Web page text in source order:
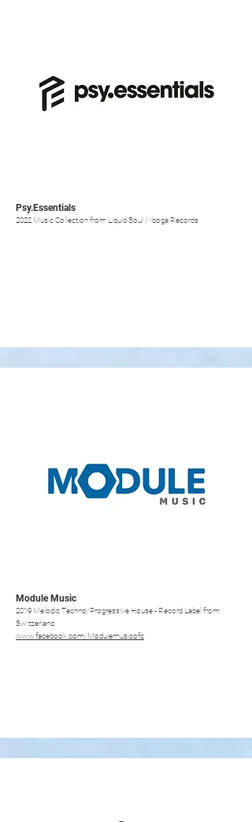
Psy.Essentials
2022 Music Collection from Liquid Soul / Iboga Records
Module Music
2019 Melodic Techno/Progressive House - Record Label from
Switzerland.
www.facebook.com/Modulemusicofc